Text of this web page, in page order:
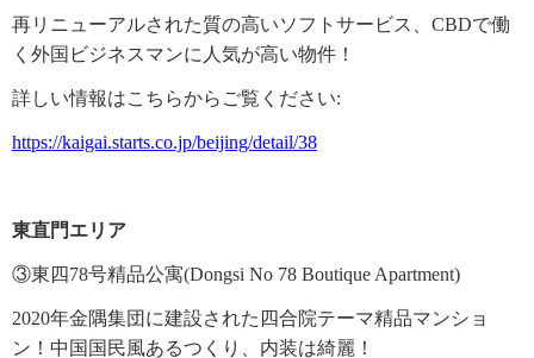
動
す
。
本
文
動
ま
。
再リニューアルされた質の高いソフトサービス、 CBDで働
く外国ビジネスマンに人気が高い物件！
詳しい情報はこちらからご覧ください:
https://kaigai.starts.co.jp/beijing/detail/38
東直門エリア
③東四78号精品公寓(Dongsi No 78 Boutique Apartment)
2020年金隅集団に建設された四合院テーマ精品マンショ
ン！ 中国国民風あるつくり、内装は綺麗 ！